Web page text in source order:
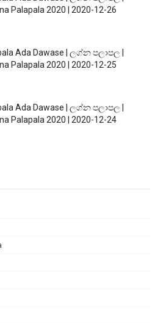
Palapala 2020 | 2020-12-26
Ada Dawase | ලග්න පලාපල |
Palapala 2020 | 2020-12-25
Ada Dawase | ලග්න පලාපල |
Palapala 2020 | 2020-12-24